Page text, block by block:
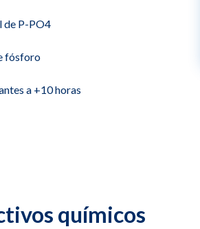
de P-PO4
fósforo
a +10 horas
químicos